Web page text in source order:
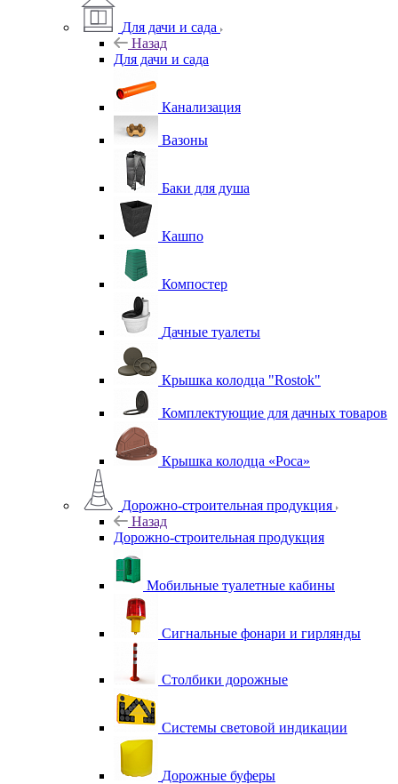
Для дачи и сада
Назад
Для дачи и сада
Канализация
Вазоны
Баки для душа
Кашпо
Компостер
Дачные туалеты
Крышка колодца "Rostok"
Комплектующие для дачных товаров
Крышка колодца «Роса»
Дорожно-строительная продукция
Назад
Дорожно-строительная продукция
Мобильные туалетные кабины
Сигнальные фонари и гирлянды
Столбики дорожные
Системы световой индикации
Дорожные буферы